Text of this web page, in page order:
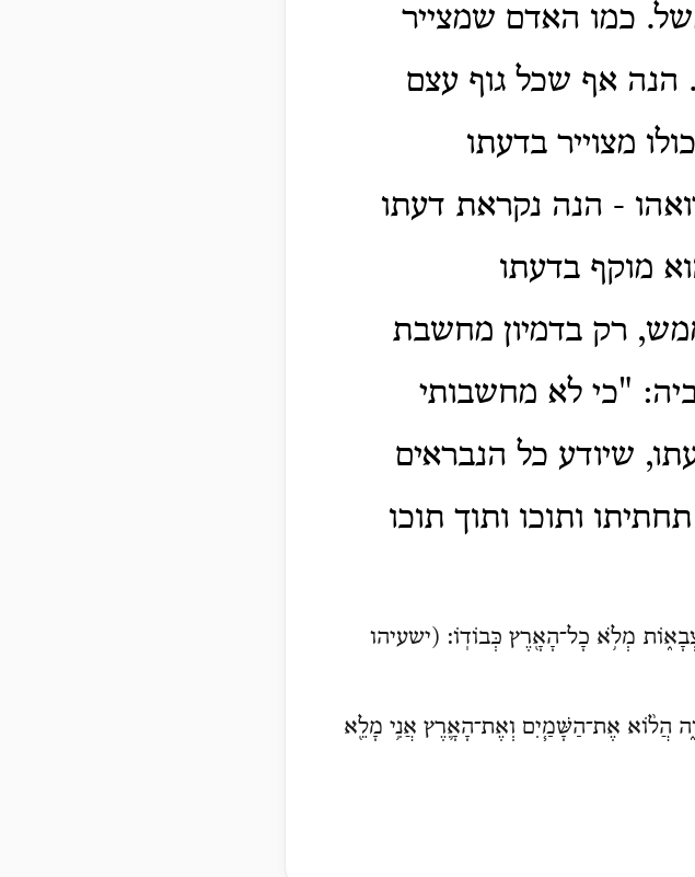
כמו האדם שמצייר
הנה אף שכל גוף עצם
מצוייר בדעתו
- הנה נקראת דעתו
מוקף בדעתו
רק בדמיון מחשבת
"כי לא מחשבותי
שיודע כל הנבראים
ותוכו ותוך תוכו
מְלֹ֥א כָל־הָאָ֖רֶץ כְּבוֹדֽוֹ: (ישעיהו
הֲל֨וֹא אֶת־הַשָּׁמַ֧יִם וְאֶת־הָאָ֛רֶץ אֲנִ֥י מָלֵ֖א